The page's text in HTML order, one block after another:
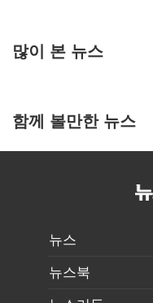
많이 본 뉴스
함께 볼만한 뉴스
뉴스
뉴스북